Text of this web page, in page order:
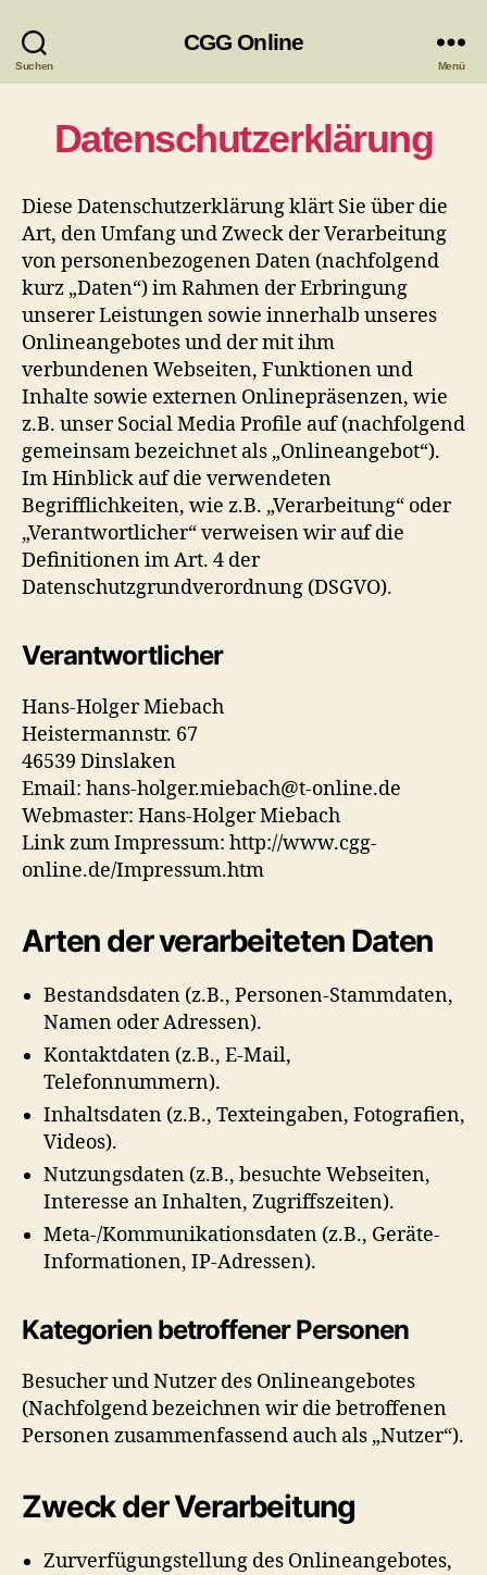
Suchen
CGG Online
Menü
Datenschutzerklärung
Diese Datenschutzerklärung klärt Sie über die
Art, den Umfang und Zweck der Verarbeitung
von personenbezogenen Daten (nachfolgend
kurz „Daten“) im Rahmen der Erbringung
unserer Leistungen sowie innerhalb unseres
Onlineangebotes und der mit ihm
verbundenen Webseiten, Funktionen und
Inhalte sowie externen Onlinepräsenzen, wie
z.B. unser Social Media Profile auf (nachfolgend
gemeinsam bezeichnet als „Onlineangebot“).
Im Hinblick auf die verwendeten
Begrifflichkeiten, wie z.B. „Verarbeitung“ oder
„Verantwortlicher“ verweisen wir auf die
Definitionen im Art. 4 der
Datenschutzgrundverordnung (DSGVO).
Verantwortlicher
Hans-Holger Miebach
Heistermannstr. 67
46539 Dinslaken
Email: hans-holger.miebach@t-online.de
Webmaster: Hans-Holger Miebach
Link zum Impressum: http://www.cgg-
online.de/Impressum.htm
Arten der verarbeiteten Daten
Bestandsdaten (z.B., Personen-Stammdaten,
Namen oder Adressen).
Kontaktdaten (z.B., E-Mail,
Telefonnummern).
Inhaltsdaten (z.B., Texteingaben, Fotografien,
Videos).
Nutzungsdaten (z.B., besuchte Webseiten,
Interesse an Inhalten, Zugriffszeiten).
Meta-/Kommunikationsdaten (z.B., Geräte-
Informationen, IP-Adressen).
Kategorien betroffener Personen
Besucher und Nutzer des Onlineangebotes
(Nachfolgend bezeichnen wir die betroffenen
Personen zusammenfassend auch als „Nutzer“).
Zweck der Verarbeitung
Zurverfügungstellung des Onlineangebotes,